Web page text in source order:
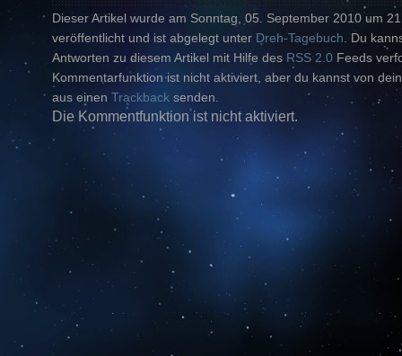
Dieser Artikel wurde am Sonntag, 05. September 2010 um
veröffentlicht und ist abgelegt unter Dreh-Tagebuch. Du
Antworten zu diesem Artikel mit Hilfe des RSS 2.0 Feeds
Kommentarfunktion ist nicht aktiviert, aber du kannst von
aus einen Trackback senden.
Die Kommentfunktion ist nicht aktiviert.